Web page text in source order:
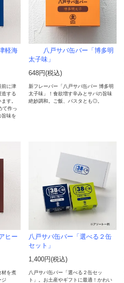
軽海
前に津
造する
す。
て作っ
旨味を
八戸サバ缶バー「博多明
太子味」
648円(税込)
新フレーバー「八戸サバ缶バー 博多明
太子味」！食欲増す辛みとサバの旨味
絶妙調和。ご飯、パスタとも◎。
ヒー
材を煮
ジ
八戸サバ缶バー「選べる２缶
セット」
1,400円(税込)
八戸サバ缶バー「選べる２缶セッ
ト」。お土産やギフトに最適！かわい